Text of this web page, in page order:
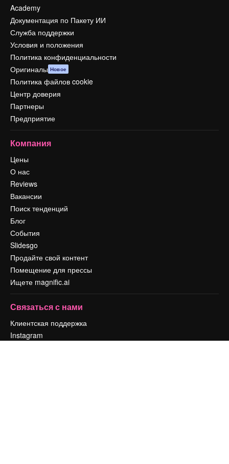
Academy
Документация по Пакету ИИ
Служба поддержки
Условия и положения
Политика конфиденциальности
Оригиналы Новое
Политика файлов cookie
Центр доверия
Партнеры
Предприятие
Компания
Цены
О нас
Reviews
Вакансии
Поиск тенденций
Блог
События
Slidesgo
Продайте свой контент
Помещение для прессы
Ищете magnific.ai
Связаться с нами
Клиентская поддержка
Instagram